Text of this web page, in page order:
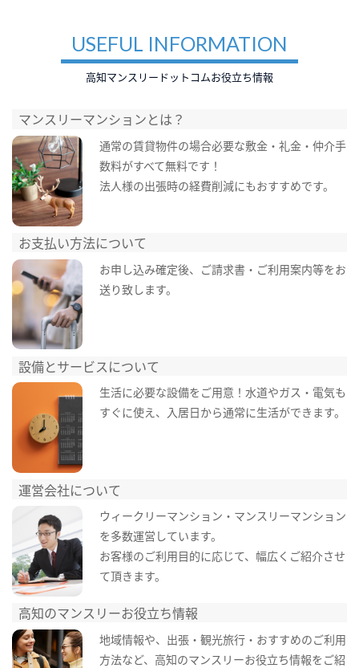
USEFUL INFORMATION
高知マンスリードットコムお役立ち情報
マンスリーマンションとは？
通常の賃貸物件の場合必要な敷金・礼金・仲介手
数料がすべて無料です！
法人様の出張時の経費削減にもおすすめです。
お支払い方法について
お申し込み確定後、ご請求書・ご利用案内等をお
送り致します。
設備とサービスについて
生活に必要な設備をご用意！水道やガス・電気も
すぐに使え、入居日から通常に生活ができます。
運営会社について
ウィークリーマンション・マンスリーマンション
を多数運営しています。
お客様のご利用目的に応じて、幅広くご紹介させ
て頂きます。
高知のマンスリーお役立ち情報
地域情報や、出張・観光旅行・おすすめのご利用
方法など、高知のマンスリーお役立ち情報をご紹